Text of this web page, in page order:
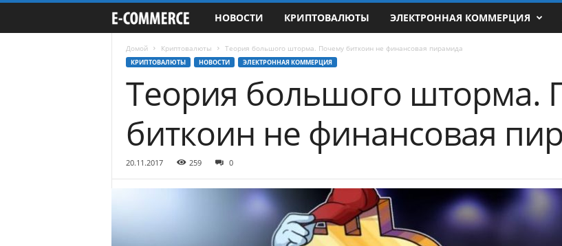
-
o
m
НОВОСТИ КРИПТОВАЛЮТЫ ЭЛЕКТРОННАЯ КОММЕРЦИЯ
Домой Криптовалюты Теория большого шторма. Почему биткоин не финансовая пирамида
КРИПТОВАЛЮТЫ НОВОСТИ ЭЛЕКТРОННАЯ КОММЕРЦИЯ
Теория большого шторма.
биткоин не финансовая
20.11.2017 259 0